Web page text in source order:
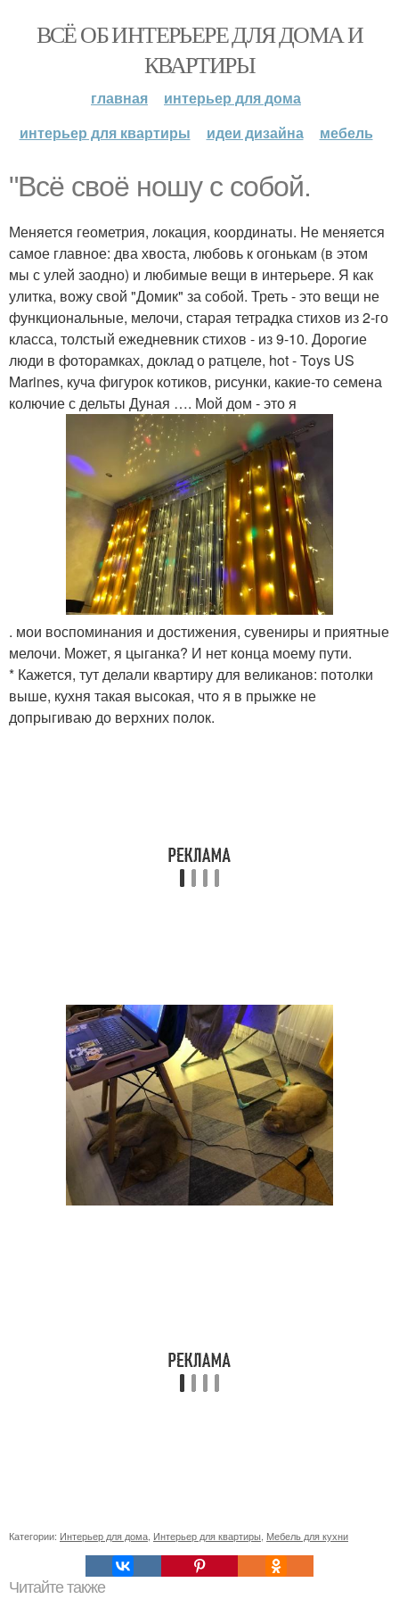
ВСЁ ОБ ИНТЕРЬЕРЕ ДЛЯ ДОМА И
КВАРТИРЫ
главная
интерьер для дома
интерьер для квартиры
идеи дизайна мебель
"Всё своё ношу с собой.
Меняется геометрия, локация, координаты. Не меняется
самое главное: два хвоста, любовь к огонькам (в этом
мы с улей заодно) и любимые вещи в интерьере. Я как
улитка, вожу свой "Домик" за собой. Треть - это вещи не
функциональные, мелочи, старая тетрадка стихов из 2-го
класса, толстый ежедневник стихов - из 9-10. Дорогие
люди в фоторамках, доклад о ратцеле, hot - Toys US
Marines, куча фигурок котиков, рисунки, какие-то семена
колючие с дельты Дуная …. Мой дом - это я
. мои воспоминания и достижения, сувениры и приятные
мелочи. Может, я цыганка? И нет конца моему пути.
* Кажется, тут делали квартиру для великанов: потолки
выше, кухня такая высокая, что я в прыжке не
допрыгиваю до верхних полок.
Категории: Интерьер для дома Интерьер для квартиры Мебель для кухни
Читайте также